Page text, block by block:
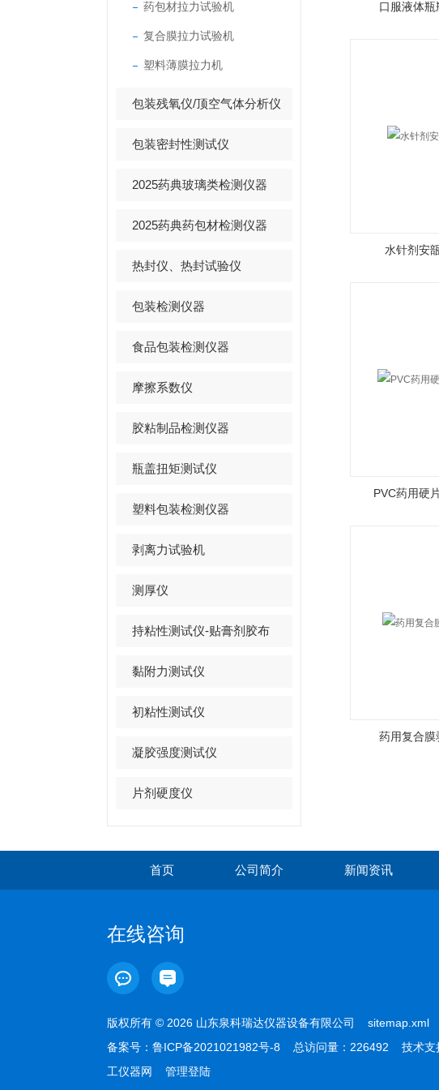
药包材拉力试验机
复合膜拉力试验机
塑料薄膜拉力机
包装残氧仪/顶空气体分析仪
包装密封性测试仪
2025药典玻璃类检测仪器
2025药典药包材检测仪器
热封仪、热封试验仪
包装检测仪器
食品包装检测仪器
摩擦系数仪
胶粘制品检测仪器
瓶盖扭矩测试仪
塑料包装检测仪器
剥离力试验机
测厚仪
持粘性测试仪-贴膏剂胶布
黏附力测试仪
初粘性测试仪
凝胶强度测试仪
片剂硬度仪
口服液体
水针剂安
PVC药用硬
药用复合膜
首页 公司简介 新闻资讯
在线咨询
版权所有 © 2026 山东泉科瑞达仪器设备有限公司 sitemap.xml
备案号： 鲁ICP备2021021982号-8 总访问量：226492 技术支
工仪器网
管理登陆